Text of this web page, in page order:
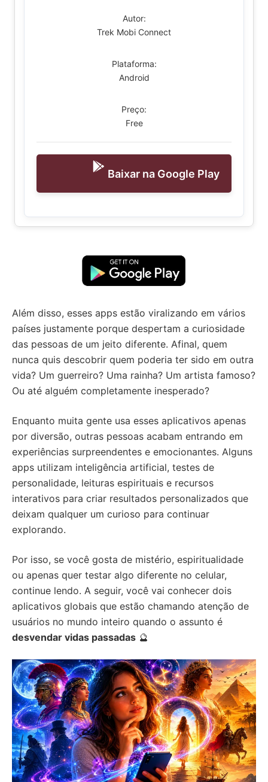
Autor:
Trek Mobi Connect
Plataforma:
Android
Preço:
Free
Baixar na Google Play
Além disso, esses apps estão viralizando em vários
países justamente porque despertam a curiosidade
das pessoas de um jeito diferente. Afinal, quem
nunca quis descobrir quem poderia ter sido em outra
vida? Um guerreiro? Uma rainha? Um artista famoso?
Ou até alguém completamente inesperado?
Enquanto muita gente usa esses aplicativos apenas
por diversão, outras pessoas acabam entrando em
experiências surpreendentes e emocionantes. Alguns
apps utilizam inteligência artificial, testes de
personalidade, leituras espirituais e recursos
interativos para criar resultados personalizados que
deixam qualquer um curioso para continuar
explorando.
Por isso, se você gosta de mistério, espiritualidade
ou apenas quer testar algo diferente no celular,
continue lendo. A seguir, você vai conhecer dois
aplicativos globais que estão chamando atenção de
usuários no mundo inteiro quando o assunto é
desvendar vidas passadas 🔮